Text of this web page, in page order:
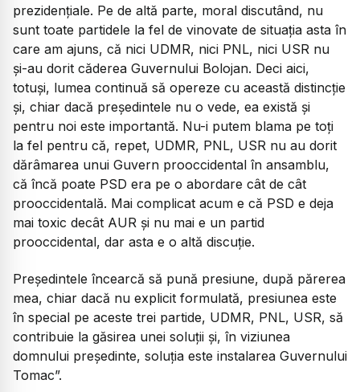
prezidențiale. Pe de altă parte, moral discutând, nu
sunt toate partidele la fel de vinovate de situația asta în
care am ajuns, că nici UDMR, nici PNL, nici USR nu
și-au dorit căderea Guvernului Bolojan. Deci aici,
totuși, lumea continuă să opereze cu această distincție
și, chiar dacă președintele nu o vede, ea există și
pentru noi este importantă. Nu-i putem blama pe toți
la fel pentru că, repet, UDMR, PNL, USR nu au dorit
dărâmarea unui Guvern prooccidental în ansamblu,
că încă poate PSD era pe o abordare cât de cât
prooccidentală. Mai complicat acum e că PSD e deja
mai toxic decât AUR și nu mai e un partid
prooccidental, dar asta e o altă discuție.
Președintele încearcă să pună presiune, după părerea
mea, chiar dacă nu explicit formulată, presiunea este
în special pe aceste trei partide, UDMR, PNL, USR, să
contribuie la găsirea unei soluții și, în viziunea
domnului președinte, soluția este instalarea Guvernului
Tomac”.